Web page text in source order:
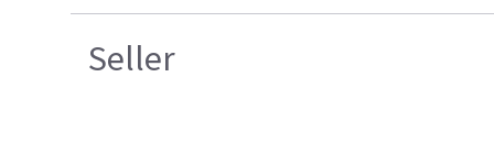
Seller